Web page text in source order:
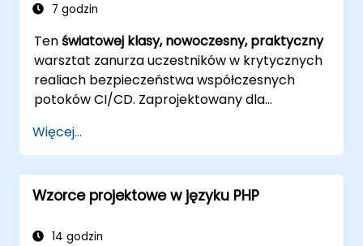
7 godzin
Tenświatowej klasy, nowoczesny, praktyczny
warsztat zanurza uczestników w krytycznych
realiach bezpieczeństwa współczesnych
potoków CI/CD. Zaprojektowany dla
DevOps i programistów pragnących
opanować zaawansowane techniki obrony
przed naruszeniami potoków, szkolenie łączy
symulacje ataków na żywo z wiodącymi
technikami obronnymi.
Więcej...
Wzorce projektowe w języku PHP
14 godzin